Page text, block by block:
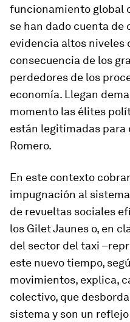
funcionamiento global
se han dado cuenta de
evidencia altos niveles
consecuencia de los
perdedores de los
economía. Llegan
momento las élites
están legitimadas para
Romero.
En este contexto
impugnación al
de revueltas sociales
los Gilet Jaunes o, en
del sector del taxi
este nuevo tiempo,
movimientos, explica,
colectivo, que
sistema y son un